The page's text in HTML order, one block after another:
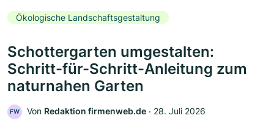
Ökologische Landschaftsgestaltung
Schottergarten umgestalten:
Schritt-für-Schritt-Anleitung zum
naturnahen Garten
FW Von Redaktion firmenweb.de ‧ 28. Juli 2026